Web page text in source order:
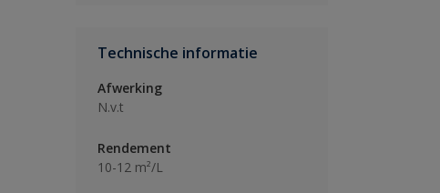
Technische informatie
Afwerking
N.v.t
Rendement
10-12 m²/L